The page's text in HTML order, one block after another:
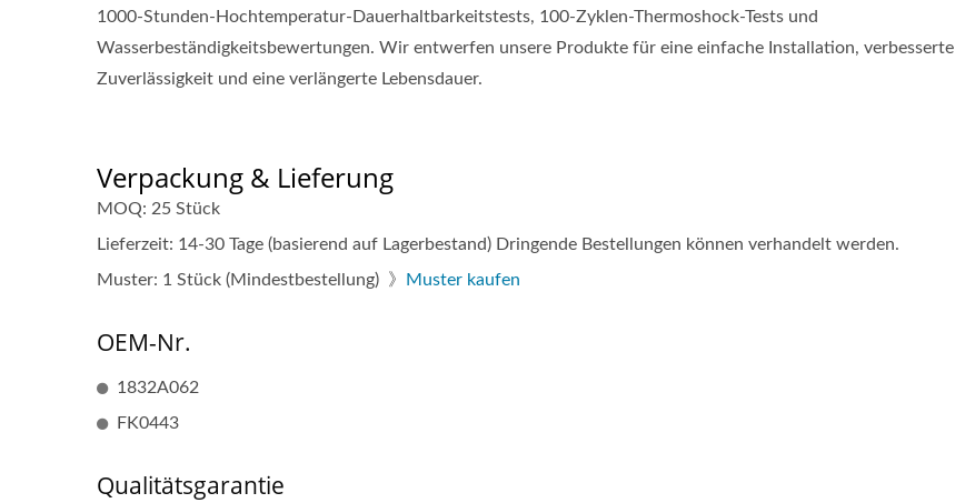
1000-Stunden-Hochtemperatur-Dauerhaltbarkeitstests, 100-Zyklen-Thermoshock-Tests und
Wasserbeständigkeitsbewertungen. Wir entwerfen unsere Produkte für eine einfache Installation, verbesserte
Zuverlässigkeit und eine verlängerte Lebensdauer.
Verpackung & Lieferung
MOQ: 25 Stück
Lieferzeit: 14-30 Tage (basierend auf Lagerbestand) Dringende Bestellungen können verhandelt werden.
Muster: 1 Stück (Mindestbestellung) 》
Muster kaufen
OEM-Nr.
1832A062
FK0443
Qualitätsgarantie